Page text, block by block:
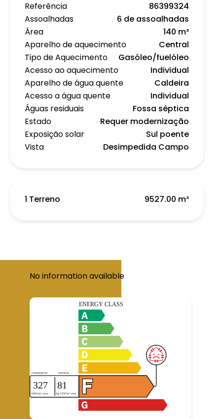
Referência
86399324
Assoalhadas
6 de assoalhadas
Área
140 m²
Aparelho de aquecimento
Central
Tipo de Aquecimento
Gasóleo/fuelóleo
Acesso ao aquecimento
Individual
Aparelho de água quente
Caldeira
Acesso a água quente
Individual
Águas residuais
Fossa séptica
Estado
Requer modernização
Exposição solar
Sul poente
Vista
Desimpedida Campo
1 Terreno 9527.00 m²
No information available